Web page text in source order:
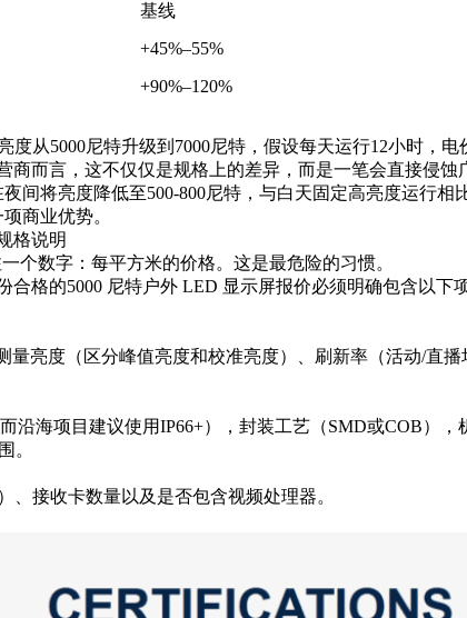
基线
+45%–55%
+90%–120%
度从5000尼特升级到7000尼特，假设每天运行12小时，
商而言，这不仅仅是规格上的差异，而是一笔会直接侵蚀
间将亮度降低至500-800尼特，与白天固定高亮度运行相
商业优势。
格说明
个数字：每平方米的价格。这是最危险的习惯。
合格的5000 尼特户外 LED 显示屏报价必须明确包含以下
量亮度（区分峰值亮度和校准亮度）、刷新率（活动/直播
沿海项目建议使用IP66+），封装工艺（SMD或COB），
。
）、接收卡数量以及是否包含视频处理器。